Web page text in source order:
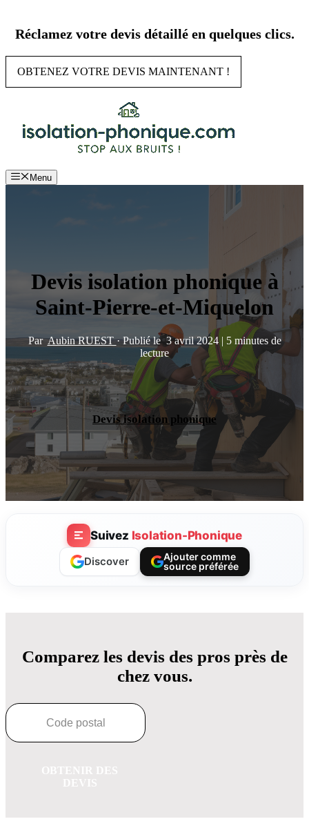
contenu
Réclamez votre devis détaillé en quelques clics.
OBTENEZ VOTRE DEVIS MAINTENANT !
Menu
Devis isolation phonique à
Saint-Pierre-et-Miquelon
ParAubin RUEST· Publié le3 avril 2024 | 5 minutes de
lecture
Devis isolation phonique
Suivez Isolation-Phonique
Discover
Ajouter comme
source préférée
Comparez les devis des pros près de
chez vous.